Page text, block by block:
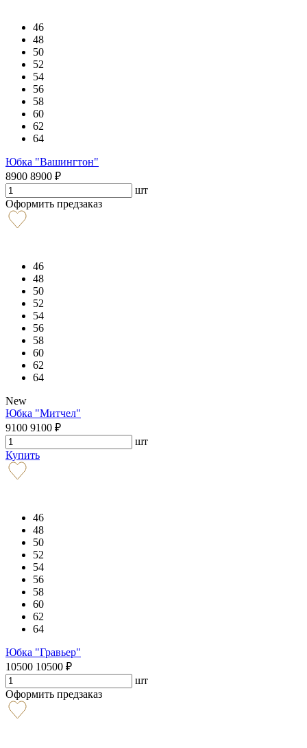
46
48
50
52
54
56
58
60
62
64
Юбка "Вашингтон"
8900 8900 ₽
шт
Оформить предзаказ
46
48
50
52
54
56
58
60
62
64
New
Юбка "Митчел"
9100 9100 ₽
шт
Купить
46
48
50
52
54
56
58
60
62
64
Юбка "Гравьер"
10500 10500 ₽
шт
Оформить предзаказ